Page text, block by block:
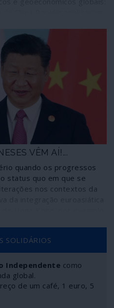
de colaboração e
entre os dois gigantes.
tendo como referência
das Nações Unidas e o
entre os povos e os
Jinping não hesitaram em
recentes movimentos
o referendo
entrada em vigor da lei de
Kong.
VÊM AÍ!...
quando os progressos
status quo em que se
nos contextos da
por cima para a Ásia como
dificuldade em
Ocidente” da Ásia
SOLIDÁRIOS
Independente como
global.
de um café, 1 euro, 5